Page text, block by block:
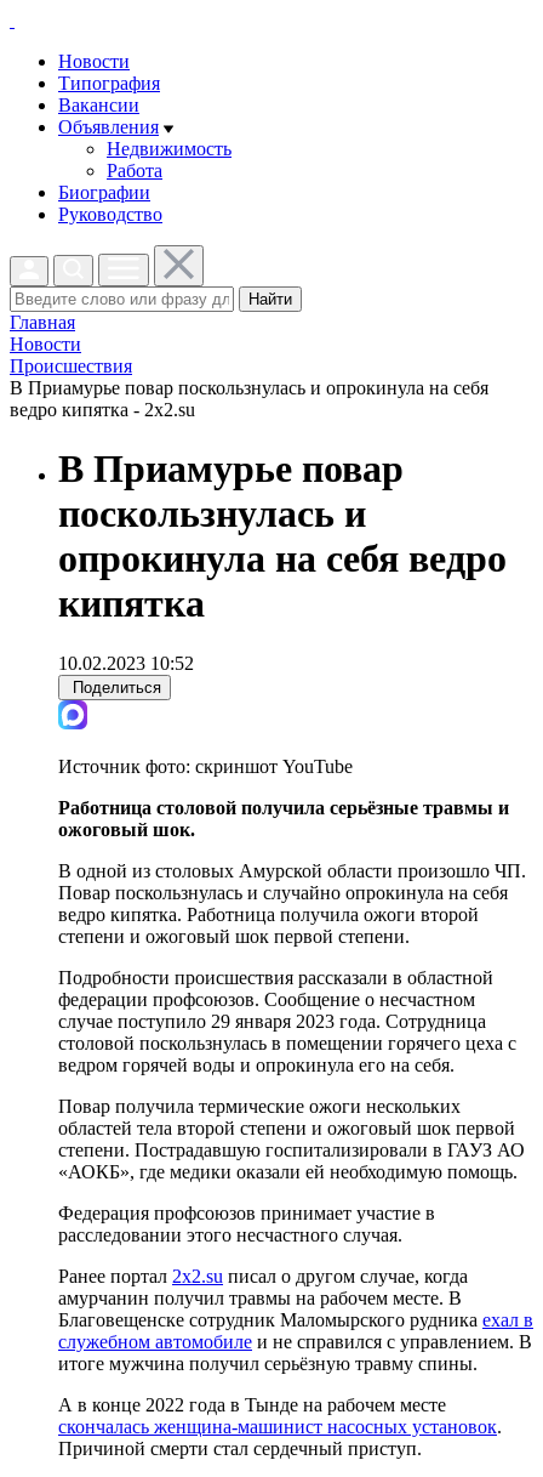
Новости
Типография
Вакансии
Объявления
Недвижимость
Работа
Биографии
Руководство
Найти
Главная
Новости
Проиcшествия
В Приамурье повар поскользнулась и опрокинула на себя
ведро кипятка - 2x2.su
В Приамурье повар
поскользнулась и
опрокинула на себя ведро
кипятка
10.02.2023 10:52
Поделиться
Источник фото: скриншот YouTube
Работница столовой получила серьёзные травмы и
ожоговый шок.
В одной из столовых Амурской области произошло ЧП.
Повар поскользнулась и случайно опрокинула на себя
ведро кипятка. Работница получила ожоги второй
степени и ожоговый шок первой степени.
Подробности происшествия рассказали в областной
федерации профсоюзов. Сообщение о несчастном
случае поступило 29 января 2023 года. Сотрудница
столовой поскользнулась в помещении горячего цеха с
ведром горячей воды и опрокинула его на себя.
Повар получила термические ожоги нескольких
областей тела второй степени и ожоговый шок первой
степени. Пострадавшую госпитализировали в ГАУЗ АО
«АОКБ», где медики оказали ей необходимую помощь.
Федерация профсоюзов принимает участие в
расследовании этого несчастного случая.
Ранее портал 2x2.su писал о другом случае, когда
амурчанин получил травмы на рабочем месте. В
Благовещенске сотрудник Маломырского рудника ехал в
служебном автомобиле и не справился с управлением. В
итоге мужчина получил серьёзную травму спины.
А в конце 2022 года в Тынде на рабочем месте
скончалась женщина-машинист насосных установок.
Причиной смерти стал сердечный приступ.